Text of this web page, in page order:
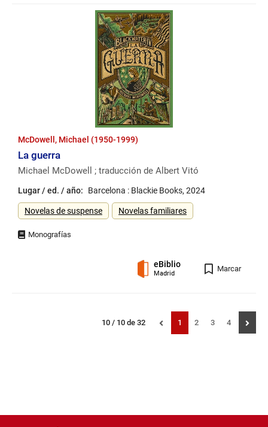
McDowell, Michael (1950-1999)
La guerra
Michael McDowell ; traducción de Albert Vitó
Lugar / ed. / año:
Barcelona : Blackie Books, 2024
Género
Novelas de suspense Novelas familiares
eBiblio
Madrid
Marcar
Mostrando
10 / 10 de 32resultadosPágina
1 Página
2 Página
3 Página
4